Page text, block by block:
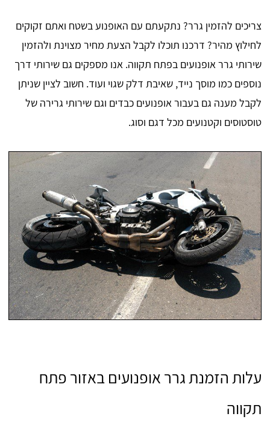
צריכים להזמין גרר? נתקעתם עם האופנוע בשטח ואתם זקוקים
לחילוץ מהיר? דרכנו תוכלו לקבל הצעת מחיר מצוינת ולהזמין
שירותי גרר אופנועים בפתח תקווה. אנו מספקים גם שירותי דרך
נוספים כמו מוסך נייד, שאיבת דלק שגוי ועוד. חשוב לציין שניתן
לקבל מענה גם בעבור אופנועים כבדים וגם שירותי גרירה של
טוסטוסים וקטנועים מכל דגם וסוג.
עלות הזמנת גרר אופנועים באזור פתח
תקווה